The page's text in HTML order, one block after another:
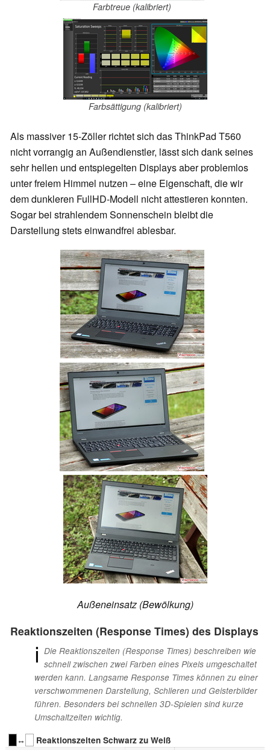
Farbtreue (kalibriert)
Farbsättigung (kalibriert)
Als massiver 15-Zöller richtet sich das ThinkPad T560
nicht vorrangig an Außendienstler, lässt sich dank seines
sehr hellen und entspiegelten Displays aber problemlos
unter freiem Himmel nutzen – eine Eigenschaft, die wir
dem dunkleren FullHD-Modell nicht attestieren konnten.
Sogar bei strahlendem Sonnenschein bleibt die
Darstellung stets einwandfrei ablesbar.
Außeneinsatz (Bewölkung)
Reaktionszeiten (Response Times) des Displays
ℹ Die Reaktionszeiten (Response Times) beschreiben wie
schnell zwischen zwei Farben eines Pixels umgeschaltet
werden kann. Langsame Response Times können zu einer
verschwommenen Darstellung, Schlieren und Geisterbilder
führen. Besonders bei schnellen 3D-Spielen sind kurze
Umschaltzeiten wichtig.
↔
Reaktionszeiten Schwarz zu Weiß